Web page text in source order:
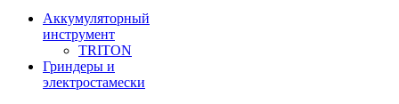
Аккумуляторный
инструмент
TRITON
Гриндеры и
электростамески